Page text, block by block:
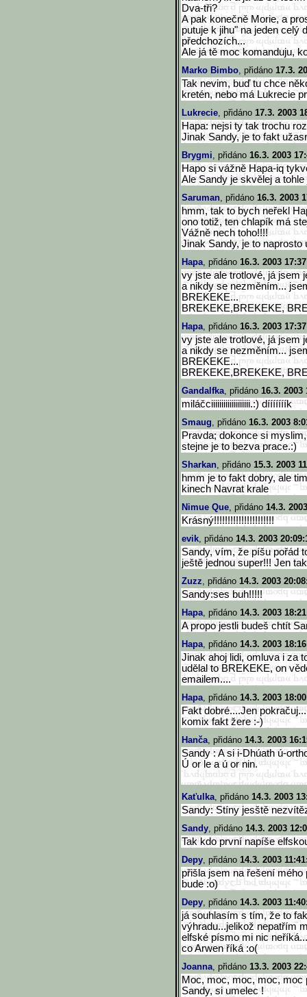
Dva-tři?
A pak konečně Morie, a
putuje k jihu" na jeden celý
předchozích...
Ale já tě moc komanduju,
Marko Bimbo, přidáno 17.3.
Tak nevim, buď tu chce
kretén, nebo má Lukrecie
Lukrecie, přidáno 17.3. 2003
Hapa: nejsi ty tak trochu
Jinak Sandy, je to fakt
Brygmi, přidáno 16.3. 2003
Hapo si vážně Hapa-iq
Ale Sandy je skvělej a
Saruman, přidáno 16.3. 2003
hmm, tak to bych neřekl
ono totiž, ten chlapík má
Vážně nech toho!!!!
Jinak Sandy, je to naprosto
Hapa, přidáno 16.3. 2003
vy jste ale trotlové, já jsem
a nikdy se nezměním...
BREKEKE...
BREKEKE,BREKEKE,
Hapa, přidáno 16.3. 2003
vy jste ale trotlové, já jsem
a nikdy se nezměním...
BREKEKE...
BREKEKE,BREKEKE,
Gandalfka, přidáno 16.3. 2003
miláčciiiiiiiiiiiiiiiiiii.:) dííííííík
Smaug, přidáno 16.3. 2003
Pravda; dokonce si
stejne je to bezva prace.:)
Sharkan, přidáno 15.3. 2003
hmm je to fakt dobry, ale
kinech Navrat krale
Nimue Que, přidáno 14.3.
Krásný!!!!!!!!!!!!!!!!!!!!!!
evik, přidáno 14.3. 2003
Sandy, vím, že píšu pořád
ještě jednou super!!! Jen
Zuzz, přidáno 14.3. 2003
Sandy:ses buh!!!!!
Hapa, přidáno 14.3. 2003
A propo jestli budeš chtít
Hapa, přidáno 14.3. 2003
Jinak ahoj lidi, omluva i za
udělal to BREKEKE, on
emailem....
Hapa, přidáno 14.3. 2003
Fakt dobré....Jen
komix fakt žere :-)
Hanča, přidáno 14.3. 2003
Sandy : A si i-Dhúath ú-
Ú or le a ú or nin.
Kaťulka, přidáno 14.3. 2003
Sandy: Stíny jesště
Sandy, přidáno 14.3. 2003
Tak kdo první napíše
Depy, přidáno 14.3. 2003
přišla jsem na řešení mého
bude :o)
Depy, přidáno 14.3. 2003
já souhlasím s tím, že to
výhradu...jelikož nepatřím
elfské písmo mi nic
co Arwen říká :o(
Joanna, přidáno 13.3. 2003
Moc, moc, moc, moc, moc
Sandy, si umelec !